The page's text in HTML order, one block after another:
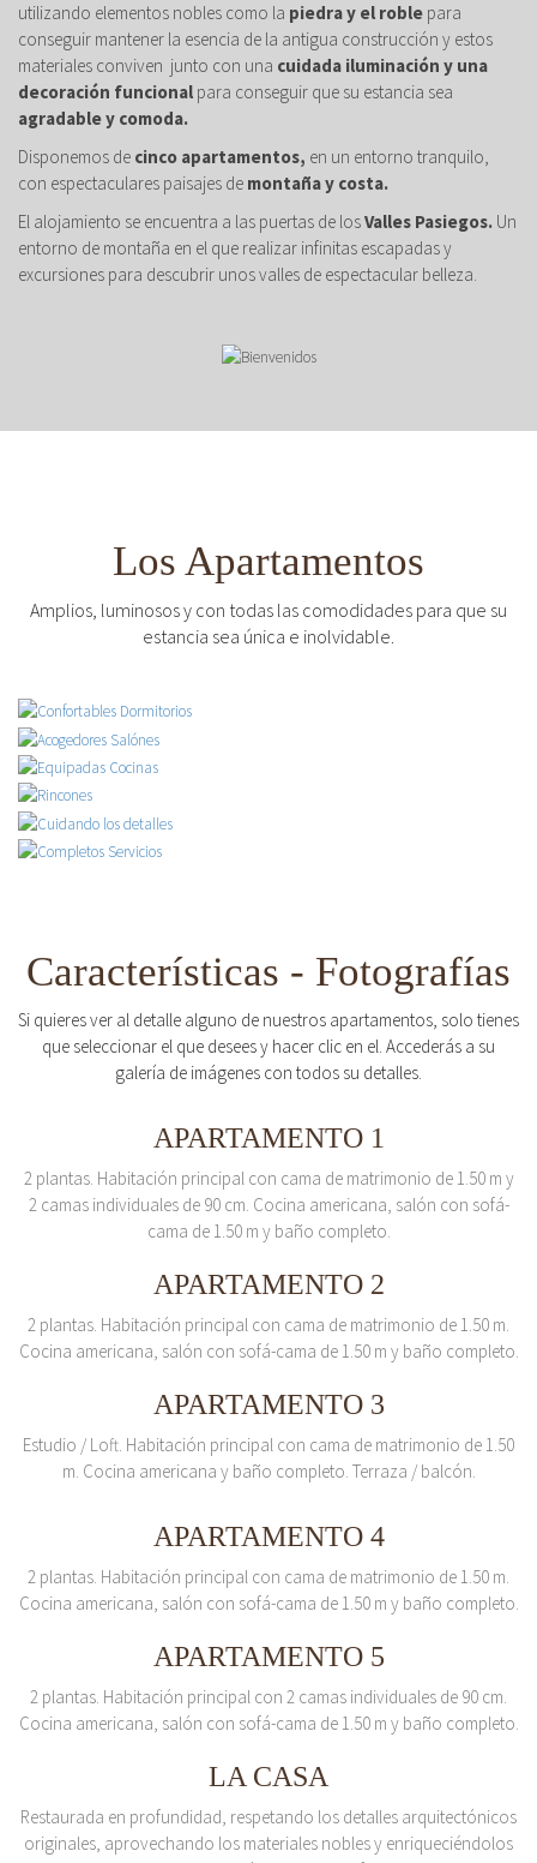
utilizando elementos nobles como la piedra y el roble para
conseguir mantener la esencia de la antigua construcción y estos
materiales conviven junto con una cuidada iluminación y una
decoración funcional para conseguir que su estancia sea
agradable y comoda.
Disponemos de cinco apartamentos, en un entorno tranquilo,
con espectaculares paisajes de montaña y costa.
El alojamiento se encuentra a las puertas de losValles Pasiegos. Un
entorno de montaña en el que realizar infinitas escapadas y
excursiones para descubrir unos valles de espectacular belleza.
Los Apartamentos
Amplios, luminosos y con todas las comodidades para que su
estancia sea única e inolvidable.
Características - Fotografías
Si quieres ver al detalle alguno de nuestros apartamentos, solo tienes
que seleccionar el que desees y hacer clic en el. Accederás a su
galería de imágenes con todos su detalles.
APARTAMENTO 1
2 plantas. Habitación principal con cama de matrimonio de 1.50 m y
2 camas individuales de 90 cm. Cocina americana, salón con sofá-
cama de 1.50 m y baño completo.
APARTAMENTO 2
2 plantas. Habitación principal con cama de matrimonio de 1.50 m.
Cocina americana, salón con sofá-cama de 1.50 m y baño completo.
APARTAMENTO 3
Estudio / Loft. Habitación principal con cama de matrimonio de 1.50
m. Cocina americana y baño completo. Terraza / balcón.
APARTAMENTO 4
2 plantas. Habitación principal con cama de matrimonio de 1.50 m.
Cocina americana, salón con sofá-cama de 1.50 m y baño completo.
APARTAMENTO 5
2 plantas. Habitación principal con 2 camas individuales de 90 cm.
Cocina americana, salón con sofá-cama de 1.50 m y baño completo.
LA CASA
Restaurada en profundidad, respetando los detalles arquitectónicos
originales, aprovechando los materiales nobles y enriqueciéndolos